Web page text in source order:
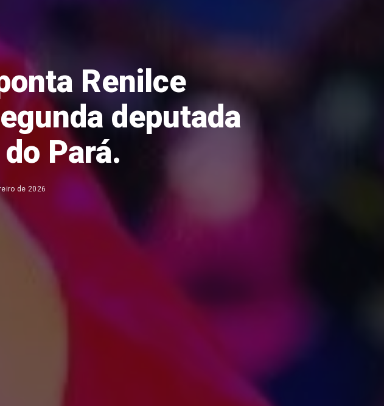
Renilce
deputada
Pará.
de 2026